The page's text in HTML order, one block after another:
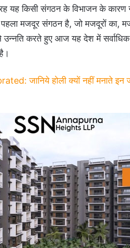
यह किसी संगठन के विभाजन के कारण
मजदूर संगठन है, जो मजदूरों का,
उन्नति करते हुए आज यह देश में
जानिये होली क्यों नहीं मनाते इन